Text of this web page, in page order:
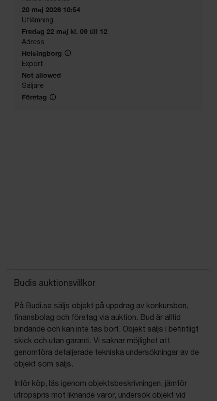
20 maj 2026 10:54
Utlämning
Fredag 22 maj kl. 09 till 12
Adress
Helsingborg
Export
Not allowed
Säljare
Företag
Budis auktionsvillkor
På Budi.se säljs objekt på uppdrag av konkursbon,
finansbolag och företag via auktion. Bud är alltid
bindande och kan inte tas bort. Objekt säljs i befintligt
skick och utan garanti. Vi saknar möjlighet att
genomföra detaljerade tekniska undersökningar av de
objekt som säljs.
Inför köp, läs igenom objektsbeskrivningen, jämför
utropspris mot liknande varor, undersök objekt vid